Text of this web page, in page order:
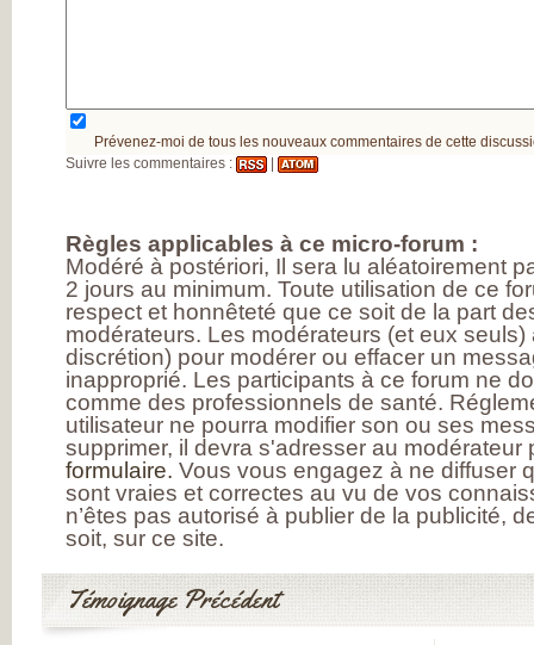
Prévenez-moi de tous les nouveaux commentaires de cette
Suivre les commentaires :
Règles applicables à ce micro-forum :
Modéré à postériori, Il sera lu aléatoirement
2 jours au minimum. Toute utilisation de ce
respect et honnêteté que ce soit de la part
modérateurs. Les modérateurs (et eux
discrétion) pour modérer ou effacer un
inapproprié. Les participants à ce forum ne
comme des professionnels de santé.
utilisateur ne pourra modifier son ou ses
supprimer, il devra s'adresser au
formulaire. Vous vous engagez à ne diffuser
sont vraies et correctes au vu de vos
n’êtes pas autorisé à publier de la publicité,
soit, sur ce site.
Témoignage Précédent